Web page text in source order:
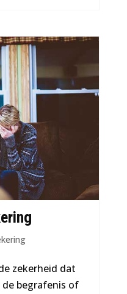
zekerheid dat
begrafenis of